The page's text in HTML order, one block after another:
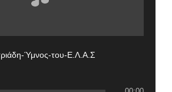
Ύμνος-του-Ε.Λ.Α.Σ